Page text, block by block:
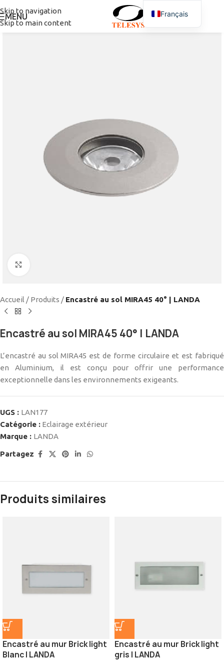
Skip to navigation
Skip to main content
MENU
Accueil / Produits / Encastré au sol MIRA45 40° | LANDA
Encastré au sol MIRA45 40° | LANDA
L’encastré au sol MIRA45 est de forme circulaire et est fabriqué
en Aluminium, il est conçu pour offrir une performance
exceptionnelle dans les environnements exigeants.
UGS : LAN177
Catégorie : Eclairage extérieur
Marque : LANDA
Partagez
Produits similaires
Encastré au mur Brick light
Blanc | LANDA
Encastré au mur Brick light
gris | LANDA
Français